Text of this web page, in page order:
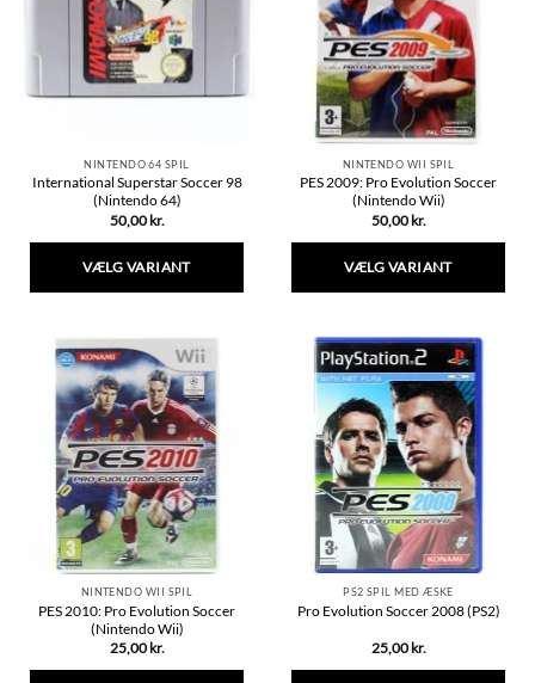
kan
vælges
på
varesiden
NINTENDO 64 SPIL
International Superstar Soccer 98
(Nintendo 64)
50,00 kr.
VÆLG VARIANT
har
flere
varianter.
Mulighederne
kan
vælges
på
varesiden
NINTENDO WII SPIL
PES 2009: Pro Evolution Soccer
(Nintendo Wii)
50,00 kr.
VÆLG VARIANT
har
flere
varianter.
Mulighederne
kan
vælges
på
varesiden
NINTENDO WII SPIL
PES 2010: Pro Evolution Soccer
(Nintendo Wii)
25,00 kr.
PS2 SPIL MED ÆSKE
Pro Evolution Soccer 2008 (PS2)
25,00 kr.